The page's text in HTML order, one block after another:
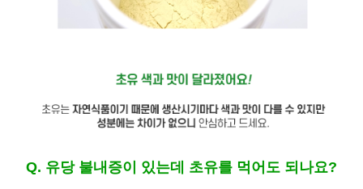
Q. 유당 불내증이 있는데 초유를 먹어도 되나요?